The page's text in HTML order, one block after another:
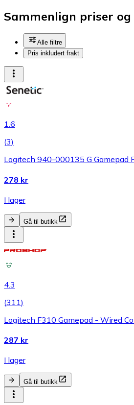
Sammenlign priser
Alle filtre
Pris inkludert frakt
1.6
(3)
Logitech 940-000135 G Gamepad
278 kr
I lager
Gå til butikk
4.3
(311)
Logitech F310 Gamepad - Wired
287 kr
I lager
Gå til butikk